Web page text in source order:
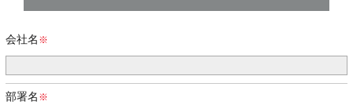
会社名
部署名